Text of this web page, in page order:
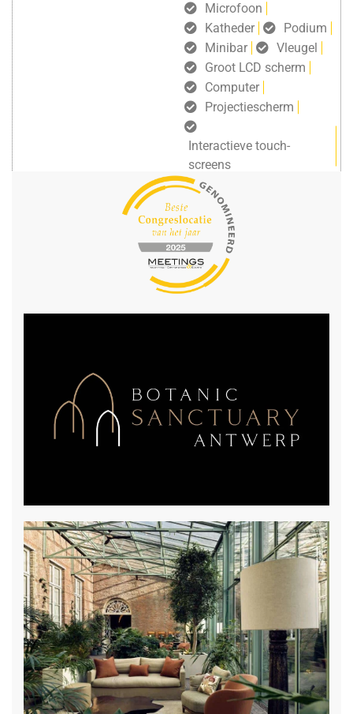
Microfoon
Katheder
Podium
Minibar
Vleugel
Groot LCD scherm
Computer
Projectiescherm
Interactieve touch-
screens
gratis draadloos internet